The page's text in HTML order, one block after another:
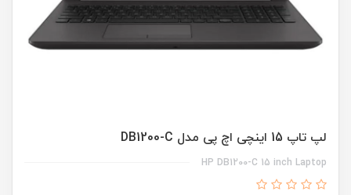
لپ تاپ 15 اینچی اچ پی مدل DB1200-C
HP DB1200-C 15 inch Laptop